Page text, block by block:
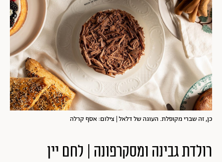
כן, זה שברי מקופלת. העוגה של דלאל | צילום: אסף קרלה
רולדת גבינה ומסקרפונה | לחם יין